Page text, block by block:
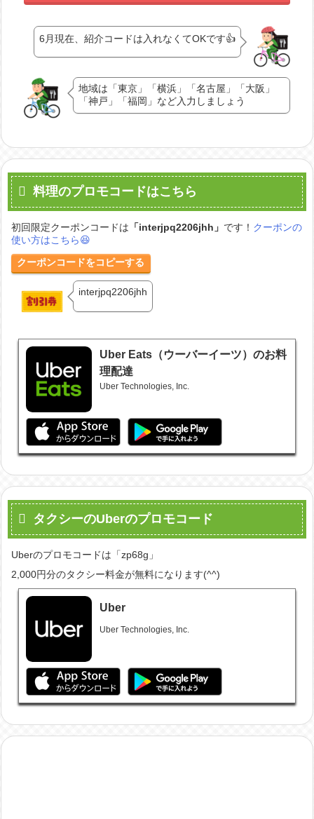
6月現在、紹介コードは入れなくてOKです👍
地域は「東京」「横浜」「名古屋」「大阪」
「神戸」「福岡」など入力しましょう
料理のプロモコードはこちら
初回限定クーポンコードは 「interjpq2206jhh 」 です！ クーポンの
使い方はこちら😆
クーポンコードをコピーする
interjpq2206jhh
Uber Eats（ウーバーイーツ）のお料
理配達
Uber Technologies, Inc.
タクシーのUberのプロモコード
Uberのプロモコードは「zp68g」
2,000円分のタクシー料金が無料になります(^^)
Uber
Uber Technologies, Inc.